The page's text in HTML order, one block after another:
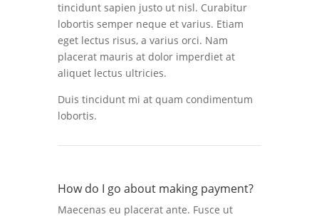
tincidunt sapien justo ut nisl. Curabitur
lobortis semper neque et varius. Etiam
eget lectus risus, a varius orci. Nam
placerat mauris at dolor imperdiet at
aliquet lectus ultricies.
Duis tincidunt mi at quam condimentum
lobortis.
How do I go about making payment?
Maecenas eu placerat ante. Fusce ut